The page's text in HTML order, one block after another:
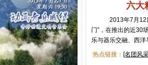
六大
2013年7月12日
门”，在推出的近30
乐与器乐交融、西
热点链接： [名团风